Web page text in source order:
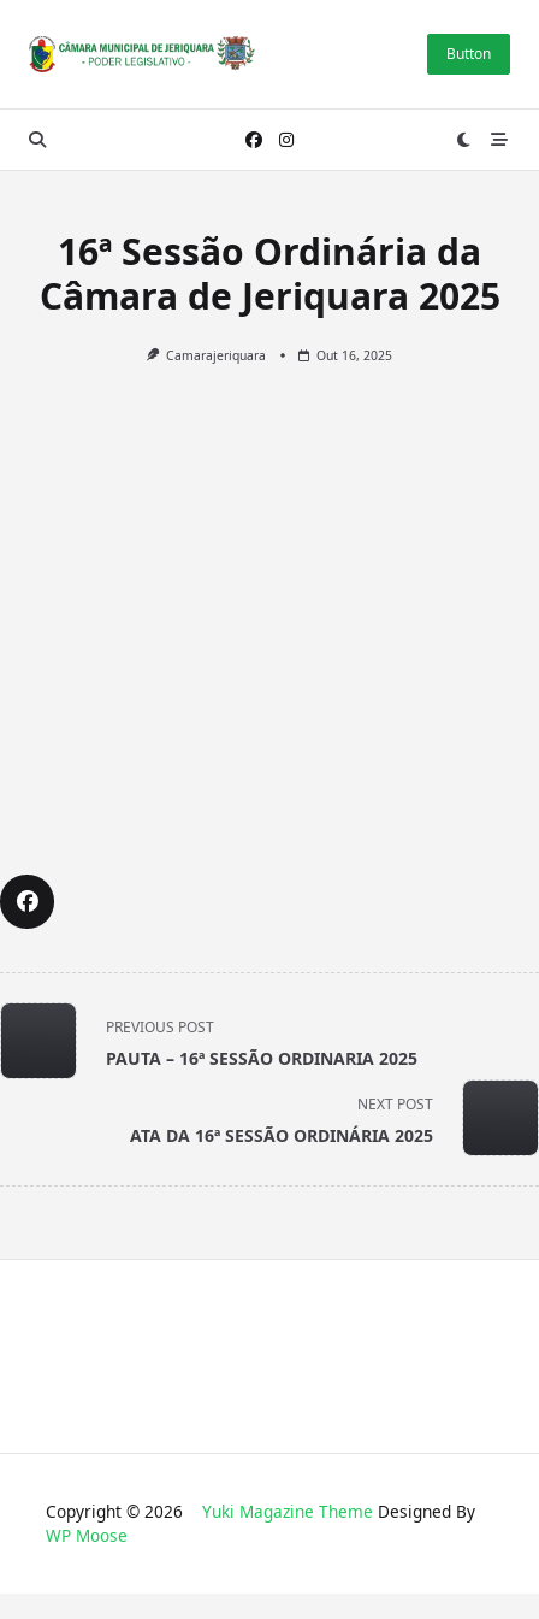
content
Button
16ª Sessão Ordinária da
Câmara de Jeriquara 2025
Camarajeriquara Out 16, 2025
<span
class="nav-
subtitle
PREVIOUS POST
PAUTA – 16ª SESSÃO ORDINARIA 2025
NEXT POST
ATA DA 16ª SESSÃO ORDINÁRIA 2025
Copyright © 2026 Yuki Magazine Theme Designed By
WP Moose